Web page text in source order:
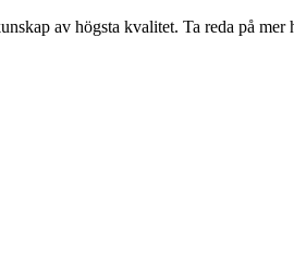
av högsta kvalitet. Ta reda på